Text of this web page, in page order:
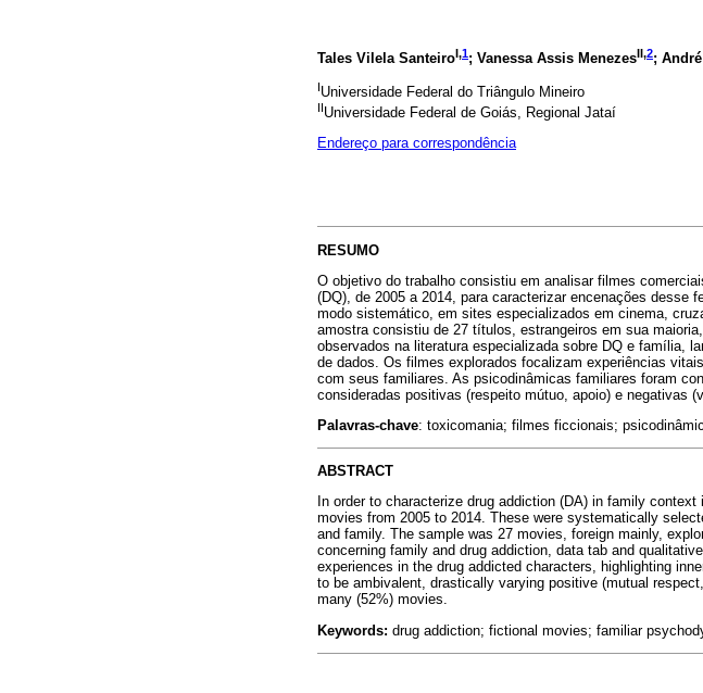
Tales Vilela SanteiroI,1; Vanessa Assis MenezesII,2;
IUniversidade Federal do Triângulo Mineiro
IIUniversidade Federal de Goiás, Regional Jataí
Endereço para correspondência
RESUMO
O objetivo do trabalho consistiu em analisar filmes
(DQ), de 2005 a 2014, para caracterizar encenações desse
modo sistemático, em sites especializados em cinema,
amostra consistiu de 27 títulos, estrangeiros em sua
observados na literatura especializada sobre DQ e família,
de dados. Os filmes explorados focalizam experiências
com seus familiares. As psicodinâmicas familiares foram
consideradas positivas (respeito mútuo, apoio) e negativas
Palavras-chave: toxicomania; filmes ficcionais;
ABSTRACT
In order to characterize drug addiction (DA) in family
movies from 2005 to 2014. These were systematically
and family. The sample was 27 movies, foreign mainly,
concerning family and drug addiction, data tab and
experiences in the drug addicted characters, highlighting
to be ambivalent, drastically varying positive (mutual
many (52%) movies.
Keywords: drug addiction; fictional movies; familiar